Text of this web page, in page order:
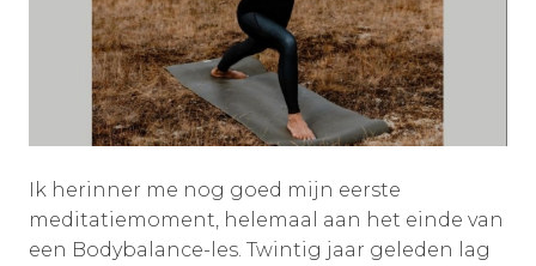
Ik herinner me nog goed mijn eerste
meditatiemoment, helemaal aan het einde van
een Bodybalance-les. Twintig jaar geleden lag